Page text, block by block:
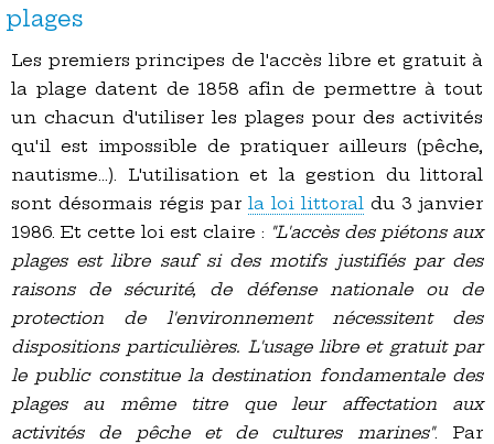
plages
Les premiers principes de l'accès libre et gratuit à
la plage datent de 1858 afin de permettre à tout
un chacun d'utiliser les plages pour des activités
qu'il est impossible de pratiquer ailleurs (pêche,
nautisme…). L'utilisation et la gestion du littoral
sont désormais régis par la loi littoral du 3 janvier
1986. Et cette loi est claire : "L'accès des piétons aux
plages est libre sauf si des motifs justifiés par des
raisons de sécurité, de défense nationale ou de
protection de l'environnement nécessitent des
dispositions particulières. L'usage libre et gratuit par
le public constitue la destination fondamentale des
plages au même titre que leur affectation aux
activités de pêche et de cultures marines". Par